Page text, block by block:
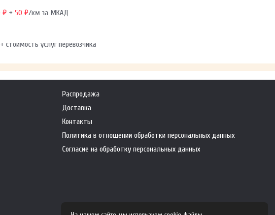
₽ +50 ₽/км за МКАД
+ стоимость услуг перевозчика
Распродажа
Доставка
Контакты
Политика в отношении обработки персональных данных
Согласие на обработку персональных данных